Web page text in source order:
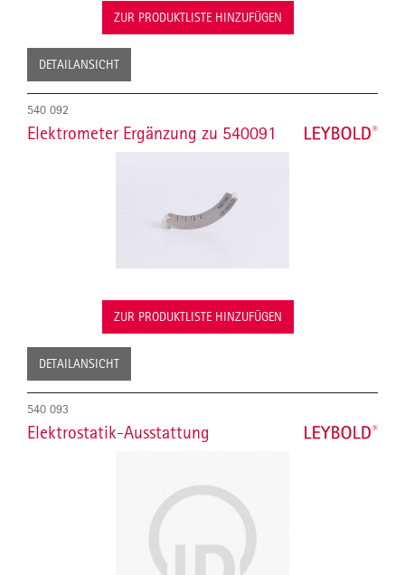
ZUR PRODUKTLISTE HINZUFÜGEN
DETAILANSICHT
540 092
Elektrometer Ergänzung zu 540091
ZUR PRODUKTLISTE HINZUFÜGEN
DETAILANSICHT
540 093
Elektrostatik-Ausstattung